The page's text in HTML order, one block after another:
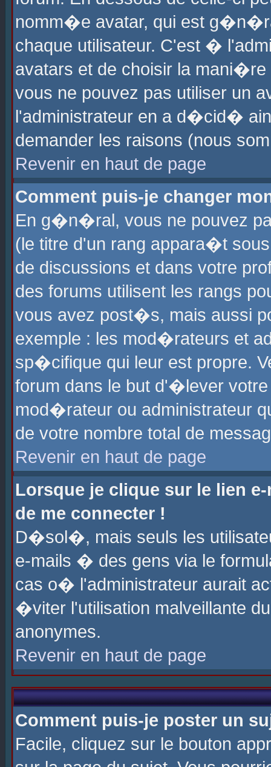
nomm�e avatar, qui est
chaque utilisateur. C'est �
avatars et de choisir la
vous ne pouvez pas utiliser un
l'administrateur en a d�cid�
demander les raisons (nous
Revenir en haut de page
Comment puis-je changer
En g�n�ral, vous ne pouvez
(le titre d'un rang appara�t
de discussions et dans votre
des forums utilisent les rangs
vous avez post�s, mais aussi
exemple : les mod�rateurs et
sp�cifique qui leur est propre.
forum dans le but d'�lever
mod�rateur ou administrateur
de votre nombre total de
Revenir en haut de page
Lorsque je clique sur le lien
de me connecter !
D�sol�, mais seuls les
e-mails � des gens via le
cas o� l'administrateur aurait
�viter l'utilisation malveillante
anonymes.
Revenir en haut de page
Comment puis-je poster un
Facile, cliquez sur le bouton